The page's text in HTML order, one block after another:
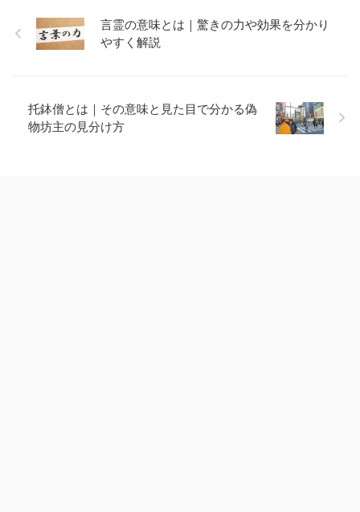
言霊の意味とは｜驚きの力や効果を分かり
やすく解説
托鉢僧とは｜その意味と見た目で分かる偽
物坊主の見分け方